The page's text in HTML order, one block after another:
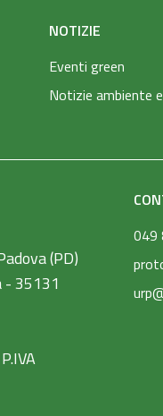
NOTIZIE
Eventi green
Notizie ambiente
(PD)
- 35131
049